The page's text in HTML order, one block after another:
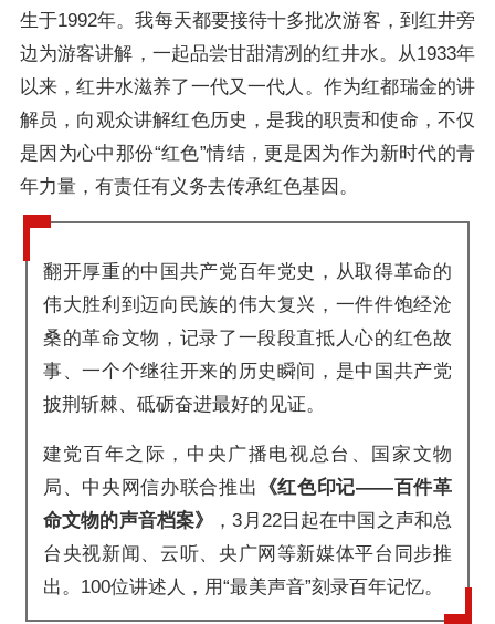
生于1992年。我每天都要接待十多批次游客，到红井旁
边为游客讲解，一起品尝甘甜清冽的红井水。从1933年
以来，红井水滋养了一代又一代人。作为红都瑞金的讲
解员，向观众讲解红色历史，是我的职责和使命，不仅
是因为心中那份“红色”情结，更是因为作为新时代的青
年力量，有责任有义务去传承红色基因。
翻开厚重的中国共产党百年党史，从取得革命的
伟大胜利到迈向民族的伟大复兴，一件件饱经沧
桑的革命文物，记录了一段段直抵人心的红色故
事、一个个继往开来的历史瞬间，是中国共产党
披荆斩棘、砥砺奋进最好的见证。
建党百年之际，中央广播电视总台、国家文物
局、中央网信办联合推出
《红色印记——百件革
命文物的声音档案》
，3月22日起在中国之声和总
台央视新闻、云听、央广网等新媒体平台同步推
出。100位讲述人，用“最美声音”刻录百年记忆。